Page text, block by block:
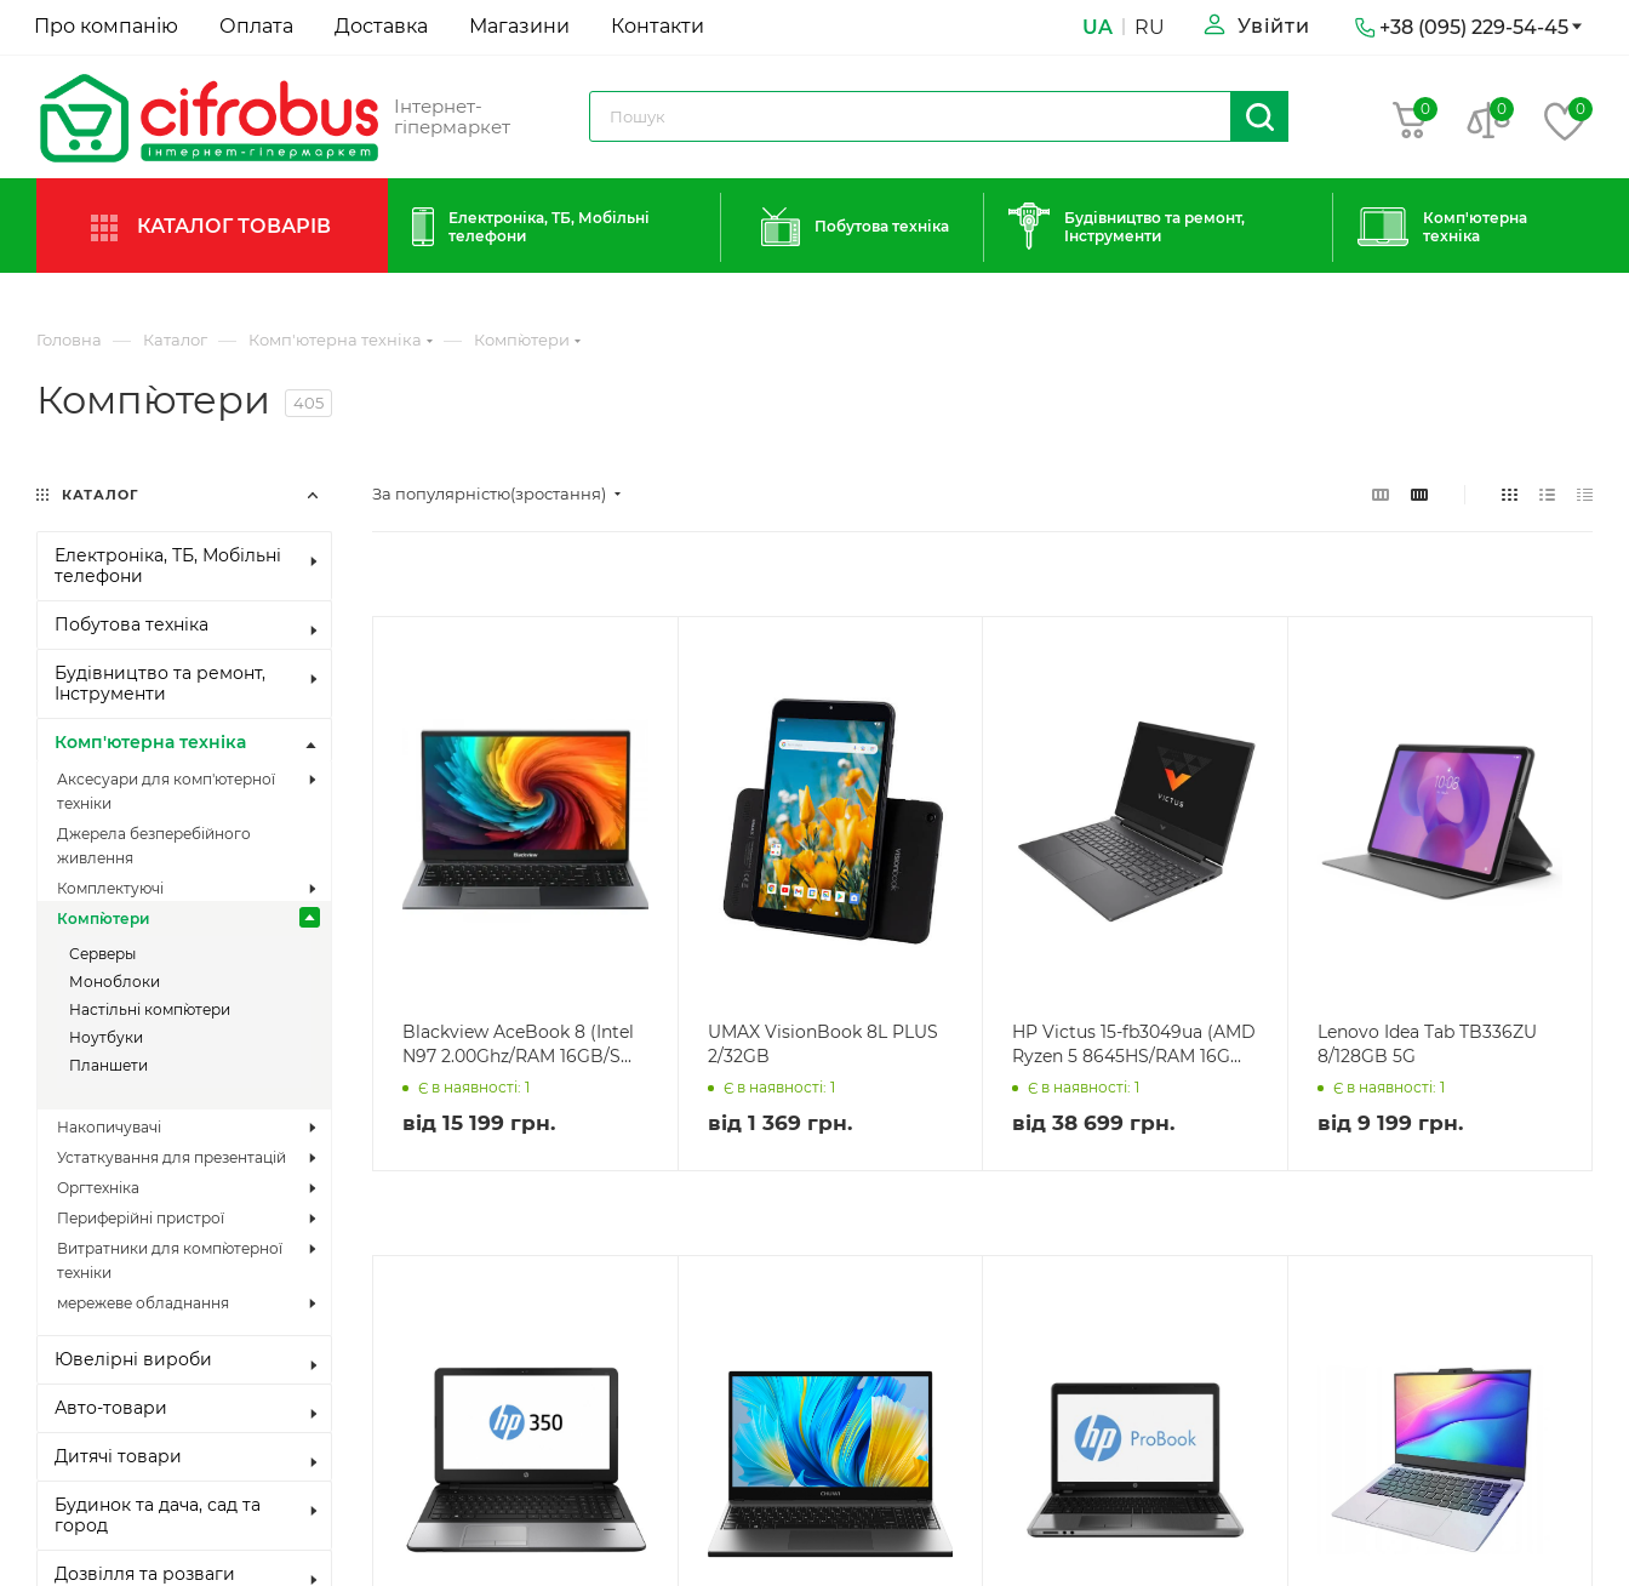
Про компанію Оплата Доставка Магазини Контакти UA RU Увійти +38 (095) 229-54-45
Інтернет-
гіпермаркет
0 0
0
Електроніка, ТБ, Мобільні
телефони
Побутова техніка
Будівництво та ремонт,
Інструменти
Комп'ютерна
техніка
КАТАЛОГ ТОВАРІВ
Головна — Каталог — Комп'ютерна техніка — Комп`ютери
Комп`ютери 405
За популярністю(зростання)
Blackview AceBook 8 (Intel
N97 2.00Ghz/RAM 16GB/S...
Є в наявності: 1
від 15 199 грн.
UMAX VisionBook 8L PLUS
2/32GB
Є в наявності: 1
від 1 369 грн.
HP Victus 15-fb3049ua (AMD
Ryzen 5 8645HS/RAM 16G...
Є в наявності: 1
від 38 699 грн.
Lenovo Idea Tab TB336ZU
8/128GB 5G
Є в наявності: 1
від 9 199 грн.
КАТАЛОГ
Електроніка, ТБ, Мобільні
телефони
Побутова техніка
Будівництво та ремонт,
Інструменти
Комп'ютерна техніка
Аксесуари для комп'ютерної
техніки
Джерела безперебійного
живлення
Комплектуючі
Комп`ютери
Серверы
Моноблоки
Настільні комп`ютери
Ноутбуки
Планшети
Накопичувачі
Устаткування для презентацій
Оргтехніка
Периферійні пристрої
Витратники для комп`ютерної
техніки
мережеве обладнання
Ювелірні вироби
Авто-товари
Дитячі товари
Будинок та дача, сад та
город
Дозвілля та розваги